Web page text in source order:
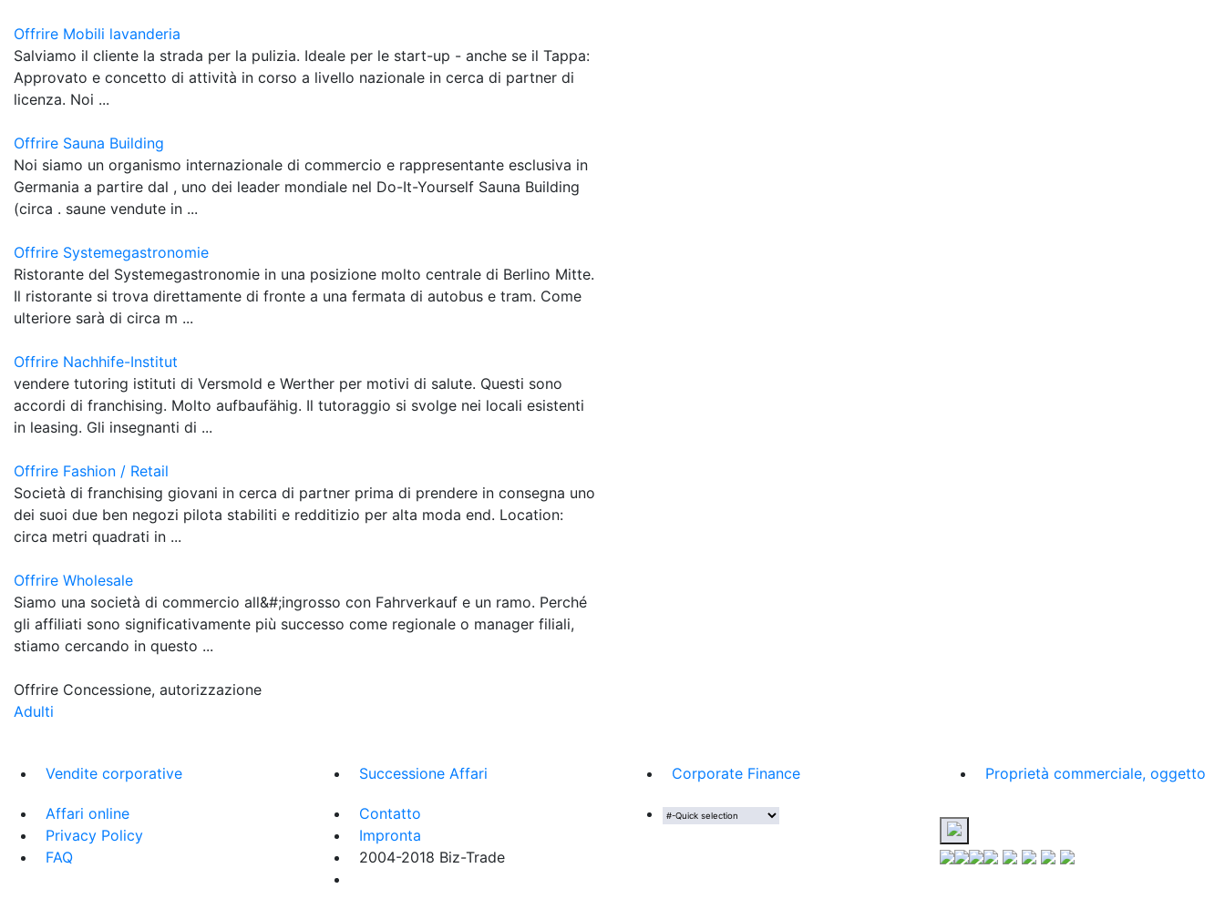
Offrire Mobili lavanderia
Salviamo il cliente la strada per la pulizia. Ideale per le start-up - anche se il Tappa:
Approvato e concetto di attività in corso a livello nazionale in cerca di partner di
licenza. Noi ...
Offrire Sauna Building
Noi siamo un organismo internazionale di commercio e rappresentante esclusiva in
Germania a partire dal , uno dei leader mondiale nel Do-It-Yourself Sauna Building
(circa . saune vendute in ...
Offrire Systemegastronomie
Ristorante del Systemegastronomie in una posizione molto centrale di Berlino Mitte.
Il ristorante si trova direttamente di fronte a una fermata di autobus e tram. Come
ulteriore sarà di circa m ...
Offrire Nachhife-Institut
vendere tutoring istituti di Versmold e Werther per motivi di salute. Questi sono
accordi di franchising. Molto aufbaufähig. Il tutoraggio si svolge nei locali esistenti
in leasing. Gli insegnanti di ...
Offrire Fashion / Retail
Società di franchising giovani in cerca di partner prima di prendere in consegna uno
dei suoi due ben negozi pilota stabiliti e redditizio per alta moda end. Location:
circa metri quadrati in ...
Offrire Wholesale
Siamo una società di commercio all&#;ingrosso con Fahrverkauf e un ramo. Perché
gli affiliati sono significativamente più successo come regionale o manager filiali,
stiamo cercando in questo ...
Offrire Concessione, autorizzazione
Adulti
Vendite corporative Successione Affari Corporate Finance Proprietà commerciale, oggetto
Affari online
Privacy Policy
FAQ
Contatto
Impronta
2004-2018 Biz-Trade